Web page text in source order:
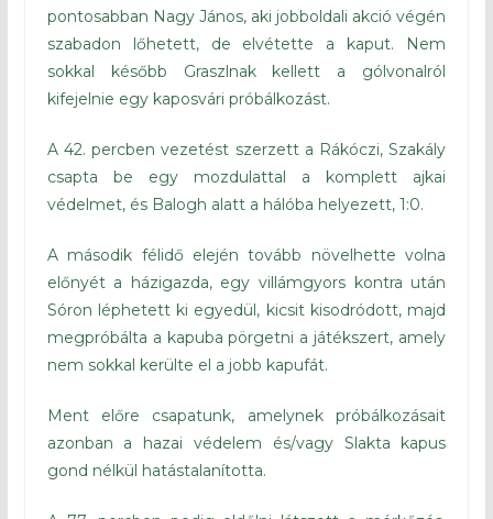
pontosabban Nagy János, aki jobboldali akció végén
szabadon lőhetett, de elvétette a kaput. Nem
sokkal később Graszlnak kellett a gólvonalról
kifejelnie egy kaposvári próbálkozást.
A 42. percben vezetést szerzett a Rákóczi, Szakály
csapta be egy mozdulattal a komplett ajkai
védelmet, és Balogh alatt a hálóba helyezett, 1:0.
A második félidő elején tovább növelhette volna
előnyét a házigazda, egy villámgyors kontra után
Sóron léphetett ki egyedül, kicsit kisodródott, majd
megpróbálta a kapuba pörgetni a játékszert, amely
nem sokkal kerülte el a jobb kapufát.
Ment előre csapatunk, amelynek próbálkozásait
azonban a hazai védelem és/vagy Slakta kapus
gond nélkül hatástalanította.